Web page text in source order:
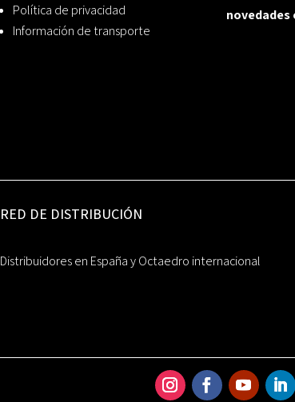
Política de privacidad
Información de transporte
novedades
RED DE DISTRIBUCIÓN
Distribuidores en España y Octaedro internacional